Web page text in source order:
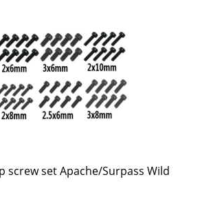
screw set Apache/Surpass Wild